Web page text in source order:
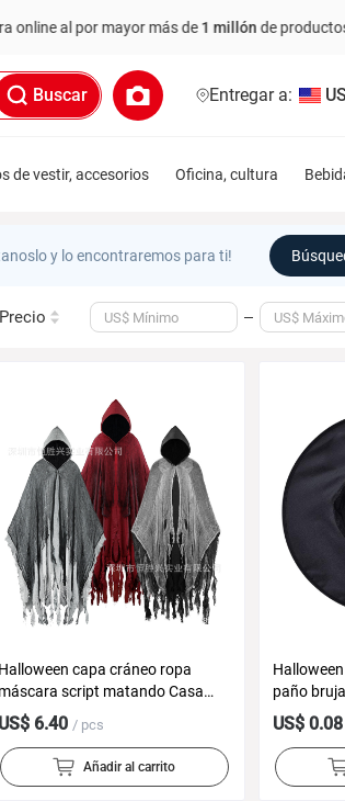
al por mayor más de1 millónde productos.
Buscar Entregar a: US
de vestir, accesorios Oficina, cultura
y lo encontraremos para ti!
Precio
Halloween capa cráneo ropa
máscara script matando Casa
Encantada habitación secreta
vestir Zombie apoyos del traje
US$ 6.40 / pcs
Añadir al carrito
paño
maquillaje
Harry
sombrero
US$ 0.08